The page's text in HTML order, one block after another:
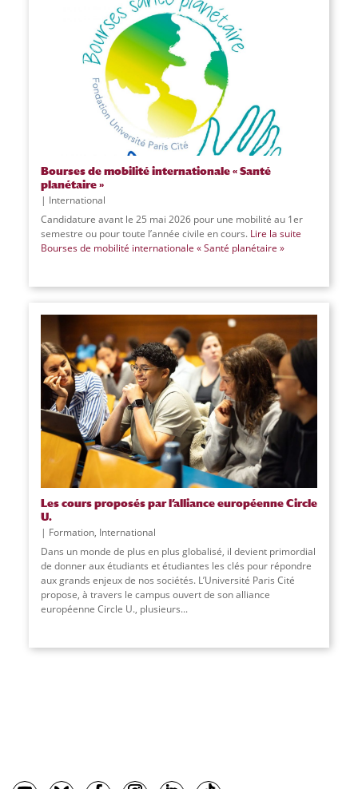
Bourses de mobilité internationale « Santé
planétaire »
International
Candidature avant le 25 mai 2026 pour une mobilité au 1er
semestre ou pour toute l’année civile en cours. Lire la suite
Bourses de mobilité internationale « Santé planétaire »
Les cours proposés par l’alliance européenne Circle
U.
Formation, International
Dans un monde de plus en plus globalisé, il devient primordial
de donner aux étudiants et étudiantes les clés pour répondre
aux grands enjeux de nos sociétés. L’Université Paris Cité
propose, à travers le campus ouvert de son alliance
européenne Circle U., plusieurs...